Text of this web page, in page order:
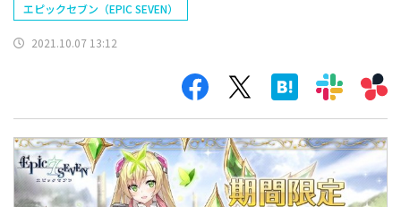
エピックセブン（EPIC SEVEN）
2021.10.07 13:12